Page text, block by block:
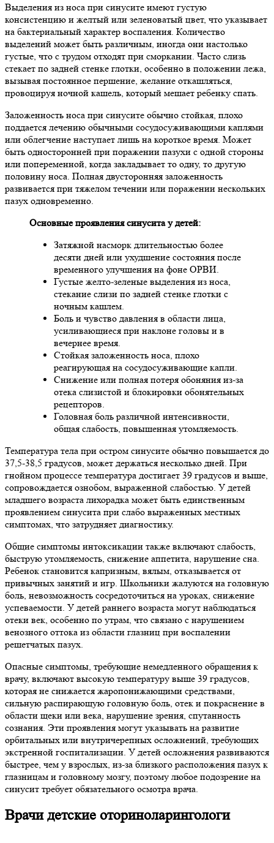
Выделения из носа при синусите имеют густую
консистенцию и желтый или зеленоватый цвет, что указывает
на бактериальный характер воспаления. Количество
выделений может быть различным, иногда они настолько
густые, что с трудом отходят при сморкании. Часто слизь
стекает по задней стенке глотки, особенно в положении лежа,
вызывая постоянное першение, желание откашляться,
провоцируя ночной кашель, который мешает ребенку спать.
Заложенность носа при синусите обычно стойкая, плохо
поддается лечению обычными сосудосуживающими каплями
или облегчение наступает лишь на короткое время. Может
быть односторонней при поражении пазухи с одной стороны
или попеременной, когда закладывает то одну, то другую
половину носа. Полная двусторонняя заложенность
развивается при тяжелом течении или поражении нескольких
пазух одновременно.
Основные проявления синусита у детей:
Затяжной насморк длительностью более
десяти дней или ухудшение состояния после
временного улучшения на фоне ОРВИ.
Густые желто-зеленые выделения из носа,
стекание слизи по задней стенке глотки с
ночным кашлем.
Боль и чувство давления в области лица,
усиливающиеся при наклоне головы и в
вечернее время.
Стойкая заложенность носа, плохо
реагирующая на сосудосуживающие капли.
Снижение или полная потеря обоняния из-за
отека слизистой и блокировки обонятельных
рецепторов.
Головная боль различной интенсивности,
общая слабость, повышенная утомляемость.
Температура тела при остром синусите обычно повышается до
37,5-38,5 градусов, может держаться несколько дней. При
гнойном процессе температура достигает 39 градусов и выше,
сопровождается ознобом, выраженной слабостью. У детей
младшего возраста лихорадка может быть единственным
проявлением синусита при слабо выраженных местных
симптомах, что затрудняет диагностику.
Общие симптомы интоксикации также включают слабость,
быструю утомляемость, снижение аппетита, нарушение сна.
Ребенок становится капризным, вялым, отказывается от
привычных занятий и игр. Школьники жалуются на головную
боль, невозможность сосредоточиться на уроках, снижение
успеваемости. У детей раннего возраста могут наблюдаться
отеки век, особенно по утрам, что связано с нарушением
венозного оттока из области глазниц при воспалении
решетчатых пазух.
Опасные симптомы, требующие немедленного обращения к
врачу, включают высокую температуру выше 39 градусов,
которая не снижается жаропонижающими средствами,
сильную распирающую головную боль, отек и покраснение в
области щеки или века, нарушение зрения, спутанность
сознания. Эти проявления могут указывать на развитие
орбитальных или внутричерепных осложнений, требующих
экстренной госпитализации. У детей осложнения развиваются
быстрее, чем у взрослых, из-за близкого расположения пазух к
глазницам и головному мозгу, поэтому любое подозрение на
синусит требует обязательного осмотра врача.
Врачи детские оториноларингологи